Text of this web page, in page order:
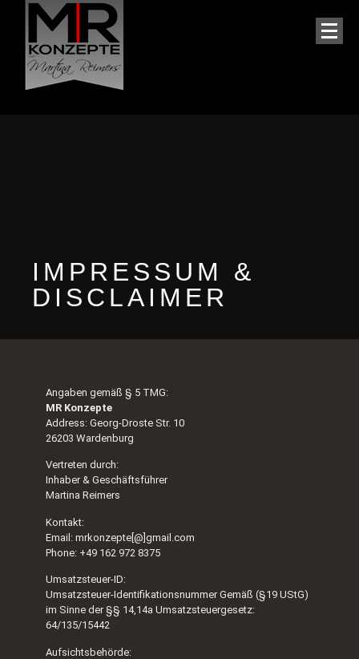
IMPRESSUM &
DISCLAIMER
Angaben gemäß § 5 TMG:
MR Konzepte
Address: Georg-Droste Str. 10
26203 Wardenburg
Vertreten durch:
Inhaber & Geschäftsführer
Martina Reimers
Kontakt:
Email: mrkonzepte[@]gmail.com
Phone: +49 162 972 8375
Umsatzsteuer-ID:
Umsatzsteuer-Identifikationsnummer Gemäß (§19 UStG)
im Sinne der §§ 14,14a Umsatzsteuergesetz:
64/135/15442
Aufsichtsbehörde: